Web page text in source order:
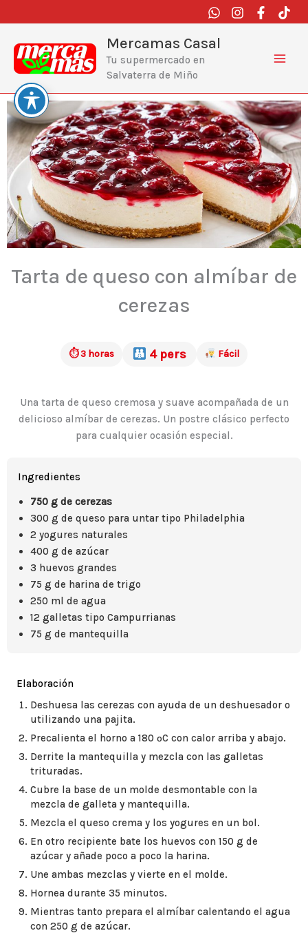
al
contenido
Mercamas Casal
Tu supermercado en
Salvaterra de Miño
Tarta de queso con almíbar de
cerezas
⏱ 3 horas 4 pers Fácil
Una tarta de queso cremosa y suave acompañada de un
delicioso almíbar de cerezas. Un postre clásico perfecto
para cualquier ocasión especial.
Ingredientes
750 g de cerezas
300 g de queso para untar tipo Philadelphia
2 yogures naturales
400 g de azúcar
3 huevos grandes
75 g de harina de trigo
250 ml de agua
12 galletas tipo Campurrianas
75 g de mantequilla
Elaboración
Deshuesa las cerezas con ayuda de un deshuesador o
utilizando una pajita.
Precalienta el horno a 180 ºC con calor arriba y abajo.
Derrite la mantequilla y mezcla con las galletas
trituradas.
Cubre la base de un molde desmontable con la
mezcla de galleta y mantequilla.
Mezcla el queso crema y los yogures en un bol.
En otro recipiente bate los huevos con 150 g de
azúcar y añade poco a poco la harina.
Une ambas mezclas y vierte en el molde.
Hornea durante 35 minutos.
Mientras tanto prepara el almíbar calentando el agua
con 250 g de azúcar.